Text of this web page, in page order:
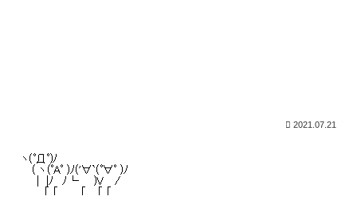
2021.07.21